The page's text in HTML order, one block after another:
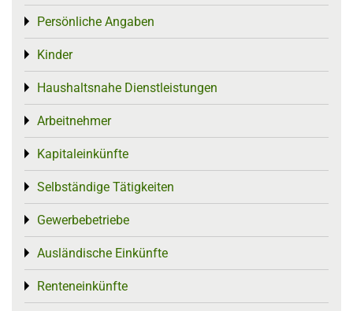
Persönliche Angaben
Toggle menu
Kinder
Toggle menu
Haushaltsnahe Dienstleistungen
Toggle menu
Arbeitnehmer
Toggle menu
Kapitaleinkünfte
Toggle menu
Selbständige Tätigkeiten
Toggle menu
Gewerbebetriebe
Toggle menu
Ausländische Einkünfte
Toggle menu
Renteneinkünfte
Toggle menu